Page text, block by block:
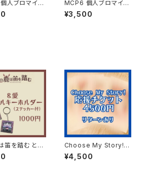
人ブロマイド
MCP6 個人ブロマイド
5枚SET
¥3,500
笛を踏む とあ
グループの
ーホルダー
Choose My Story!応
援チケット(4500円)リ
ターンあり
¥4,500